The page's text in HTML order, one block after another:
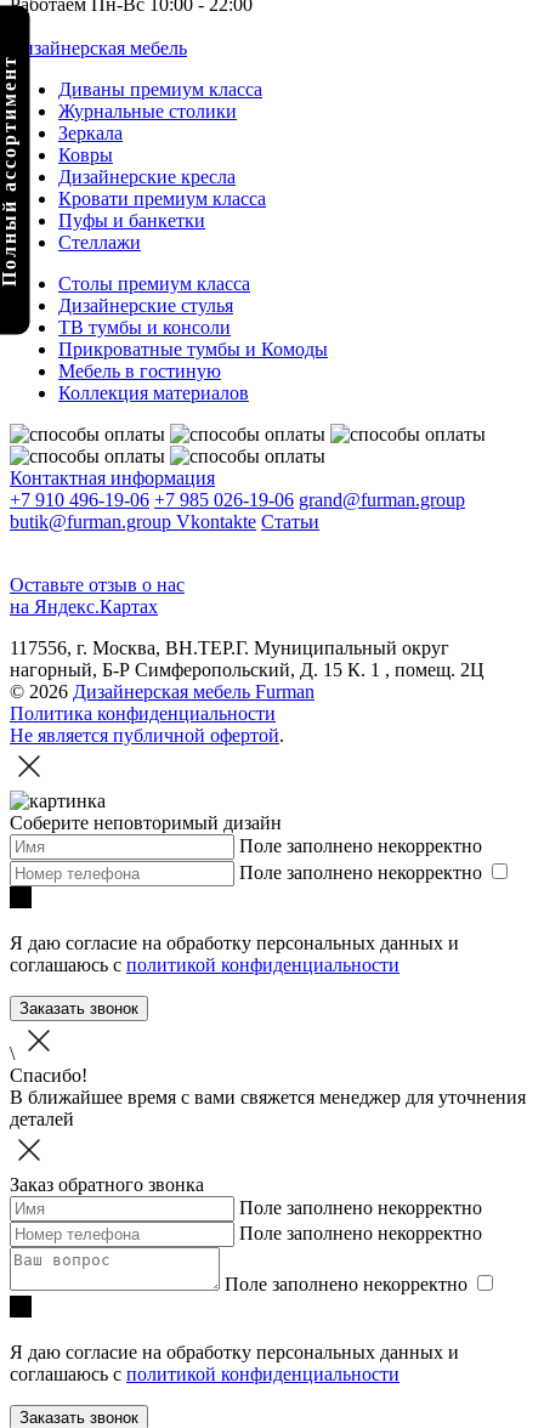
Дизайнерская мебель
Диваны премиум класса
Журнальные столики
Зеркала
Ковры
Дизайнерские кресла
Кровати премиум класса
Пуфы и банкетки
Стеллажи
Столы премиум класса
Дизайнерские стулья
ТВ тумбы и консоли
Прикроватные тумбы и Комоды
Мебель в гостиную
Коллекция материалов
Контактная информация
+7 910 496-19-06 +7 985 026-19-06 grand@furman.group
butik@furman.group Vkontakte Статьи
Оставьте отзыв о нас
на Яндекс.Картах
117556, г. Москва, ВН.ТЕР.Г. Муниципальный округ
нагорный, Б-Р Симферопольский, Д. 15 К. 1 , помещ. 2Ц
© 2026 Дизайнерская мебель Furman
Политика конфиденциальности
Не является публичной офертой.
Соберите неповторимый дизайн
Поле заполнено некорректно
Поле заполнено некорректно
Я даю согласие на обработку персональных данных и
соглашаюсь с политикой конфиденциальности
Заказать звонок
\
Спасибо!
В ближайшее время с вами свяжется менеджер для уточнения
деталей
Заказ обратного звонка
Поле заполнено некорректно
Поле заполнено некорректно
Поле заполнено некорректно
Я даю согласие на обработку персональных данных и
соглашаюсь с политикой конфиденциальности
Заказать звонок